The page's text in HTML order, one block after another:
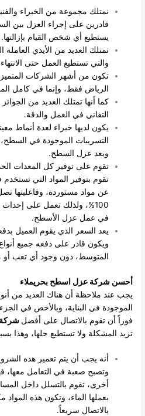
نمتلك مجموعة من الخبراء
قادرين على إجراء العزل بين
يستطيع أي شخص القيام بإزالتها.
نمتلك العديد من الأيدي
والتي تستطيع العمل حتى
تكون من أشهر الشركات
الرياض فقط، وإنما في كامل
كما أنها تمتلك العديد من
التفاني في العمل والدقة.
يكون لديها خبراء لعدة أنماط
التسريبات الموجودة في
وبعد عزل السطح.
تقوم على توفير كل المعدات
تقوم بتوفير المواد التي
عن مواد مستوردة، وفاعليتها
100%، ولذلك تعمل على
في عمل عزل الأسطح.
يعد السعر الذي يقوم العميل
ويكون قادر على دفعه جميع
المتوسط، دون وجود أي تعب
أحسن شركة عزل اسطح بحريملاء
يجب عند ملاحظة أن هناك العديد من
الموجودة في البناية، وبالأخص في
فوراً أن تقوم بالاتصال على أفضل شركة
تزيد المشكلة ولا تستطيع حلها، وهذا
أنه يجب أن يتم تعمير هذه
وتصبح صعبة في التعامل معها،
أخرى، تقوم بالتسلل داخل
بعملها الماء، وتكون هذه
بالاتصال سريعاً.